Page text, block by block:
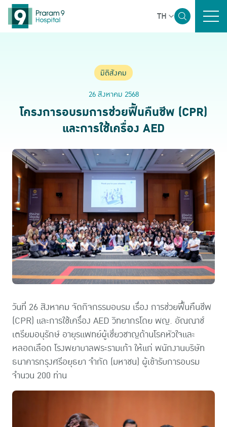
TH
มิติบรรษัทภิบาลและเศรษฐกิจ
มิติสิ่งแวดล้อม
มิติสังคม
รายงานและการเปิดเผยข้อมูล
การดำเนินการด้านความยั่งยืน
รางวัลและเกียรติประวัติ
มิติสังคม
26 สิงหาคม 2568
โครงการอบรมการช่วยฟื้นคืนชีพ (CPR)
และการใช้เครื่อง AED
วันที่ 26 สิงหาคม จัดกิจกรรมอบรม เรื่อง การช่วยฟื้นคืนชีพ
(CPR) และการใช้เครื่อง AED วิทยากรโดย พญ. อัณณาช์
เตรียมอนุรักษ์ อายุรแพทย์ผู้เชี่ยวชาญด้านโรคหัวใจและ
หลอดเลือด โรงพยาบาลพระรามเก้า ให้แก่ พนักงานบริษัท
ธนาคารกรุงศรีอยุธยา จำกัด (มหาชน) ผู้เข้ารับการอบรม
จำนวน 200 ท่าน